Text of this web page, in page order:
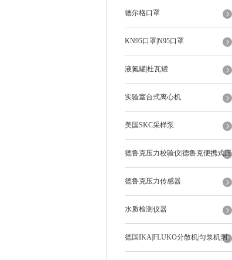
德尔格口罩
KN95口罩|N95口罩
液氮罐|杜瓦罐
实验室台式离心机
美国SKC采样泵
德鲁克压力校验仪|德鲁克便携式压
力校验仪
德鲁克压力传感器
水质检测仪器
德国IKA|FLUKO分散机|匀浆机|乳